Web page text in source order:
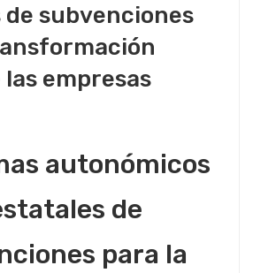
subvenciones
empresas
autonómicos
de
para la